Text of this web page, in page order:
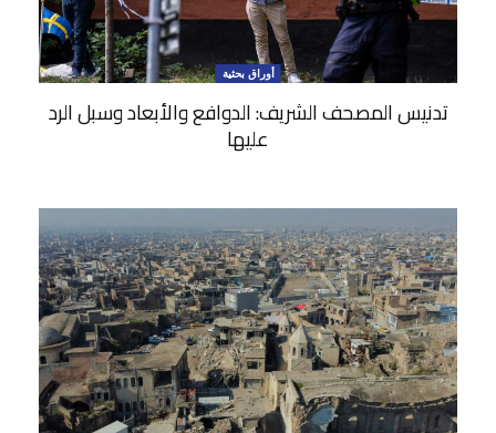
أوراق بحثية
تدنيس المصحف الشريف: الدوافع والأبعاد وسبل الرد
عليها